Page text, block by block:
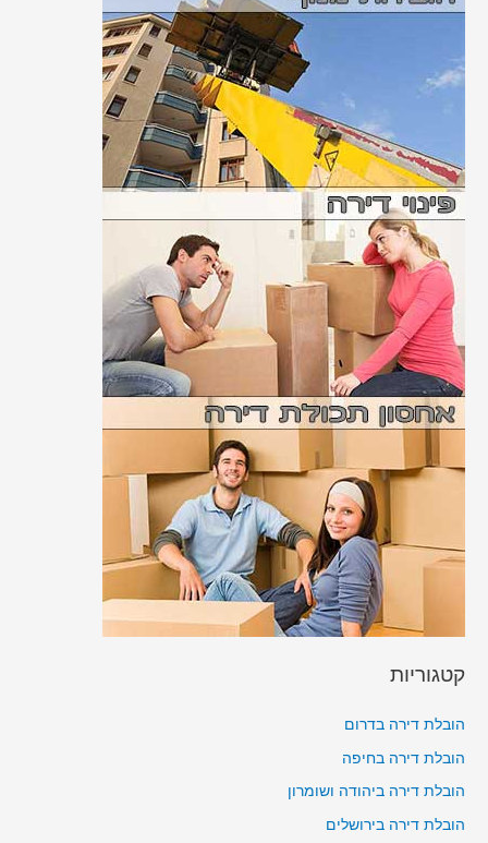
קטגוריות
הובלת דירה בדרום
הובלת דירה בחיפה
הובלת דירה ביהודה ושומרון
הובלת דירה בירושלים